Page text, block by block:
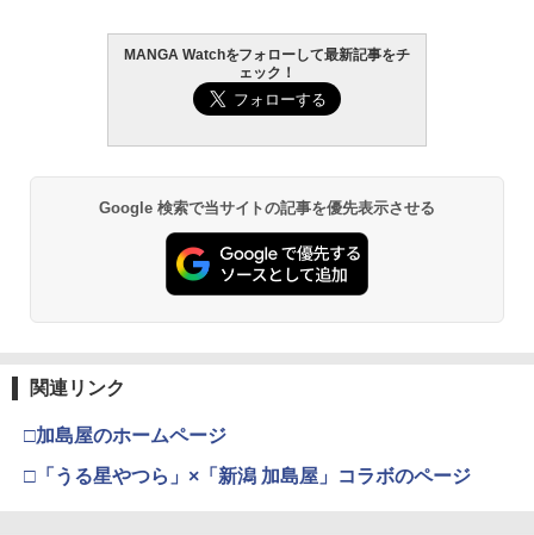
MANGA Watchをフォローして最新記事をチ
ェック！
Google 検索で当サイトの記事を優先表示させる
関連リンク
□加島屋のホームページ
□「うる星やつら」×「新潟 加島屋」コラボのページ